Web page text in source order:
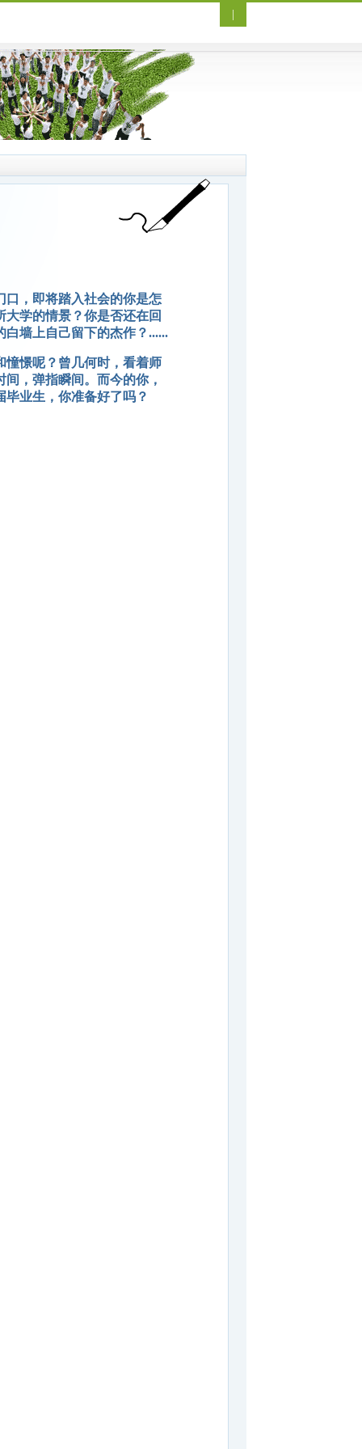
口，即将踏入社会的你是怎
学的情景？你是否还在回
墙上自己留下的杰作？......
憧憬呢？曾几何时，看着师
，弹指瞬间。而今的你，
业生，你准备好了吗？